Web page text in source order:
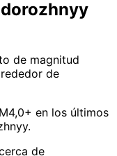
de magnitud
de
en los últimos
de